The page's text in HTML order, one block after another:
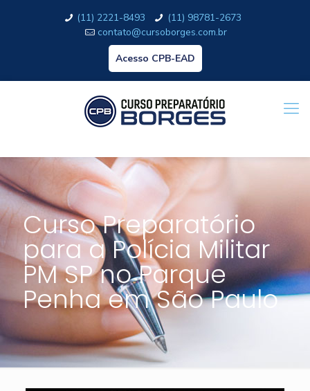
(11) 2221-8493
(11) 98781-2673
contato@cursoborges.com.br
Acesso CPB-EAD
Curso Preparatório
para a Polícia Militar
PM SP no Parque
Penha em São Paulo